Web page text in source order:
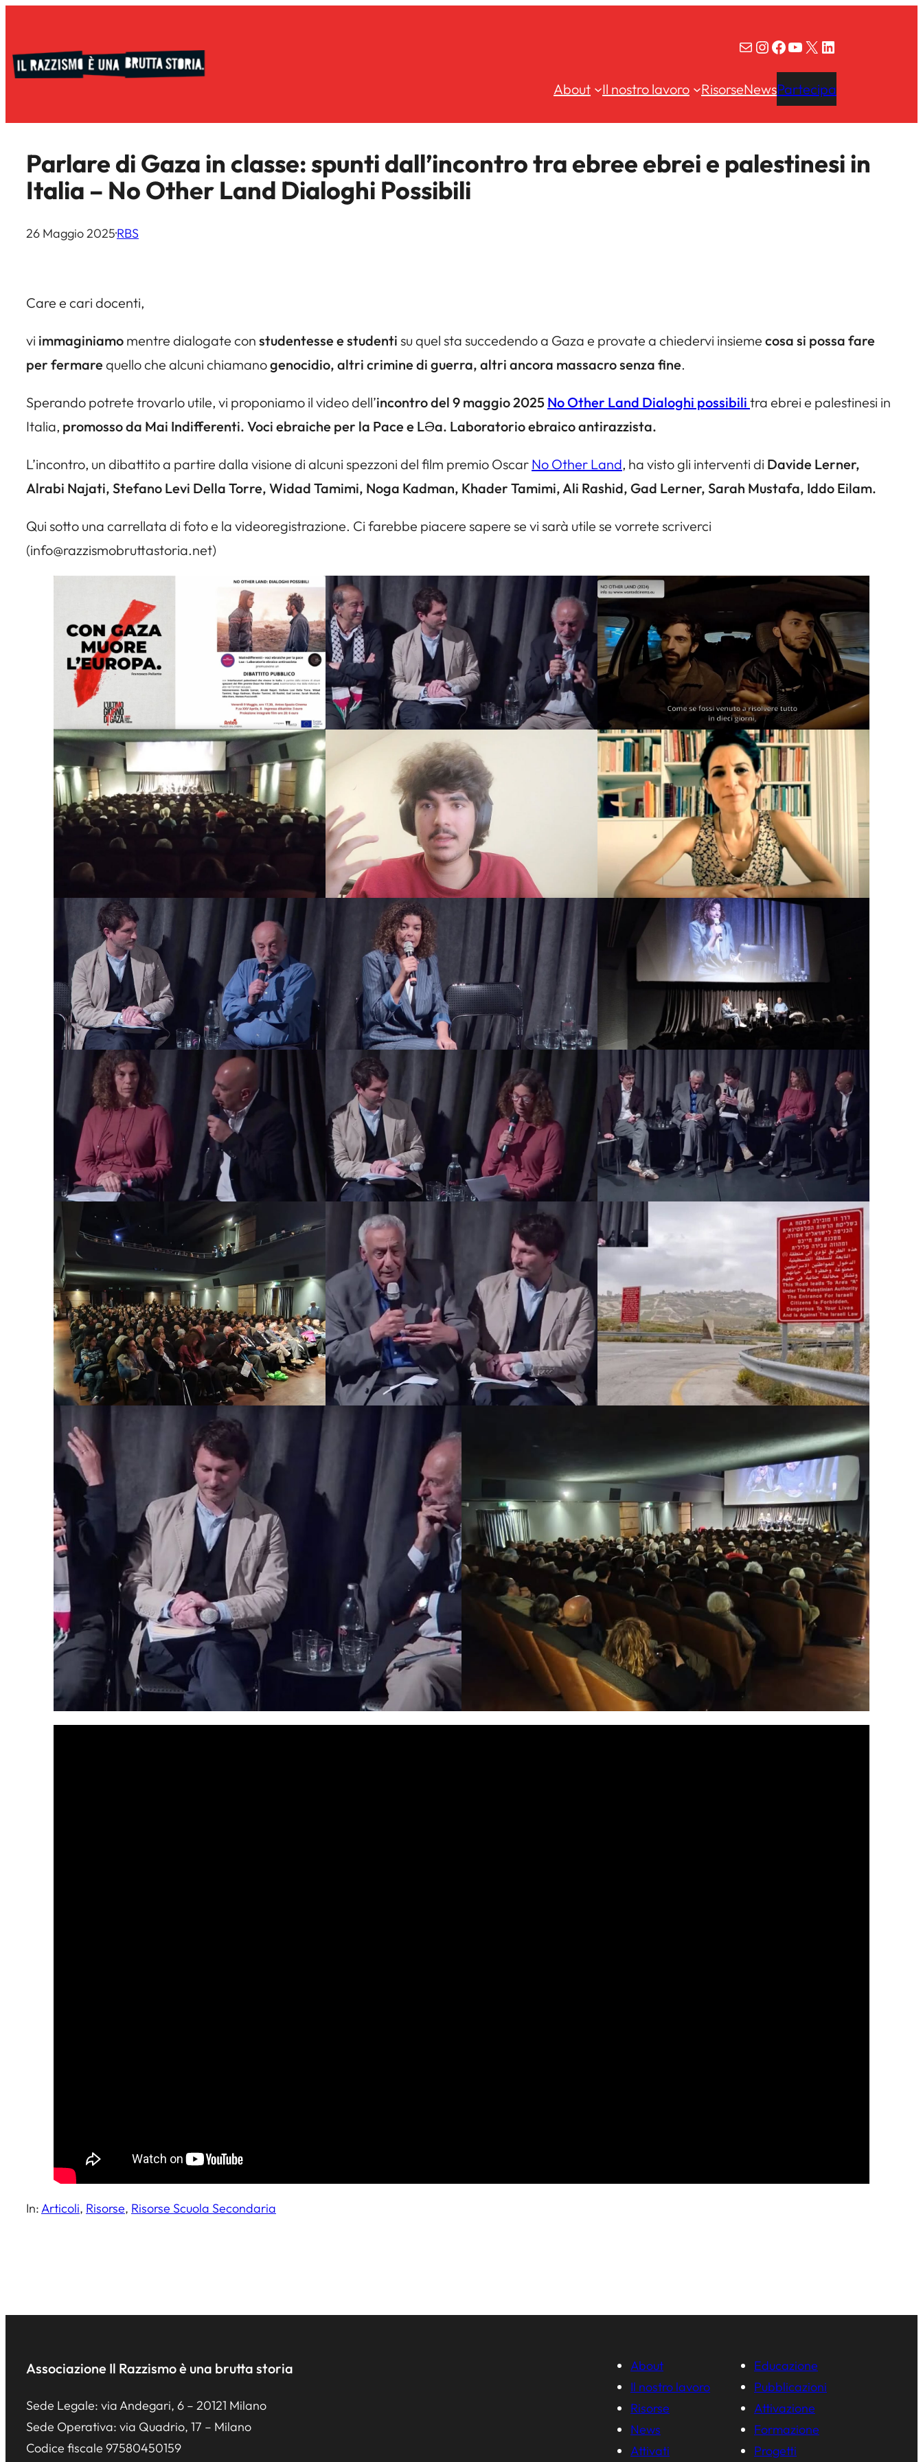
contenuto
Email
Instagram
Facebook
YouTube
X LinkedIn
About Il nostro lavoro RisorseNewsPartecipa
Parlare di Gaza in classe: spunti dall’incontro tra ebree ebrei e palestinesi in
Italia – No Other Land Dialoghi Possibili
26 Maggio 2025·RBS
Care e cari docenti,
vi immaginiamo mentre dialogate con studentesse e studenti su quel sta succedendo a Gaza e provate a chiedervi insieme cosa si possa fare
per fermare quello che alcuni chiamanogenocidio, altri crimine di guerra, altri ancora massacro senza fine.
Sperando potrete trovarlo utile, vi proponiamo il video dell’incontro del 9 maggio 2025 No Other Land Dialoghi possibili tra ebrei e palestinesi in
Italia, promosso da Mai Indifferenti. Voci ebraiche per la Pace e LƏa. Laboratorio ebraico antirazzista.
L’incontro, un dibattito a partire dalla visione di alcuni spezzoni del film premio Oscar No Other Land, ha visto gli interventi di Davide Lerner,
Alrabi Najati, Stefano Levi Della Torre, Widad Tamimi, Noga Kadman, Khader Tamimi, Ali Rashid, Gad Lerner, Sarah Mustafa, Iddo Eilam.
Qui sotto una carrellata di foto e la videoregistrazione. Ci farebbe piacere sapere se vi sarà utile se vorrete scriverci
(info@razzismobruttastoria.net)
In:Articoli, Risorse, Risorse Scuola Secondaria
Associazione Il Razzismo è una brutta storia
Sede Legale: via Andegari, 6 – 20121 Milano
Sede Operativa: via Quadrio, 17 – Milano
Codice fiscale 97580450159
About
Il nostro lavoro
Risorse
News
Attivati
Educazione
Pubblicazioni
Attivazione
Formazione
Progetti